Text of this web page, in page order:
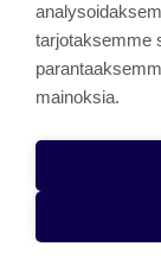
About the
Käyttöehdot
Alasottoilmoitus
tarjotaksemme
mainoksia.